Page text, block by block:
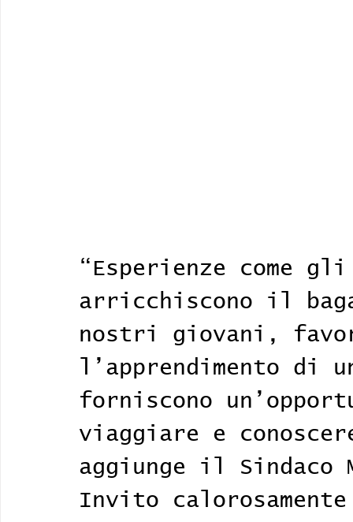
“Esperienze come
arricchiscono il
nostri giovani,
l’apprendimento di
forniscono
viaggiare e
aggiunge il
Invito